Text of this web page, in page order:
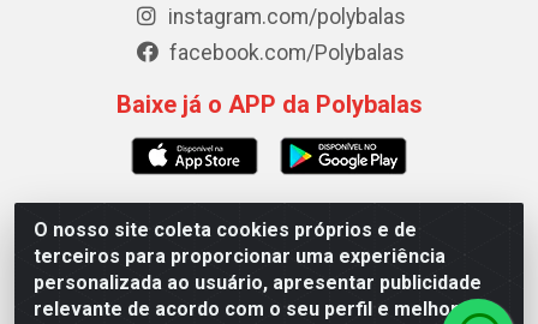
O nosso site coleta cookies próprios e de
terceiros para proporcionar uma experiência
personalizada ao usuário, apresentar publicidade
relevante de acordo com o seu perfil e melhorar a
instagram.com/polybalas
facebook.com/Polybalas
Baixe já o APP da Polybalas
Polybalas - Rua João Miguel de Souza, 173 Galpão B -
Ernesto Geisel, João Pessoa/PB - CEP 58.075-075 - CNPJ
00.909.327/0002-61